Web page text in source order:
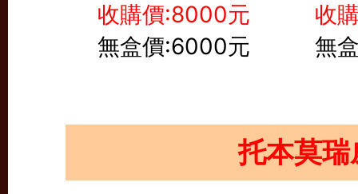
收購價:8000元
無盒價:6000元
收
無
托本莫